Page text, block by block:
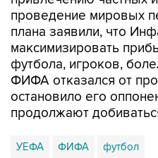
проведение мировых
плана заявили, что
максимизировать
футбола, игроков,
ФИФА отказался от
остановило его
продолжают
УЕФА ФИФА футбол